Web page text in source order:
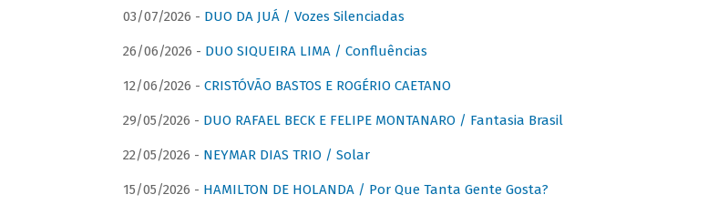
03/07/2026 - DUO DA JUÁ / Vozes Silenciadas
26/06/2026 - DUO SIQUEIRA LIMA / Confluências
12/06/2026 - CRISTÓVÃO BASTOS E ROGÉRIO CAETANO
29/05/2026 - DUO RAFAEL BECK E FELIPE MONTANARO / Fantasia Brasil
22/05/2026 - NEYMAR DIAS TRIO / Solar
15/05/2026 - HAMILTON DE HOLANDA / Por Que Tanta Gente Gosta?